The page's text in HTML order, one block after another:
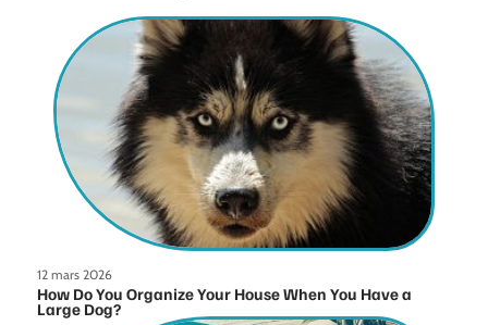
12 mars 2026
How Do You Organize Your House When You Have a
Large Dog?